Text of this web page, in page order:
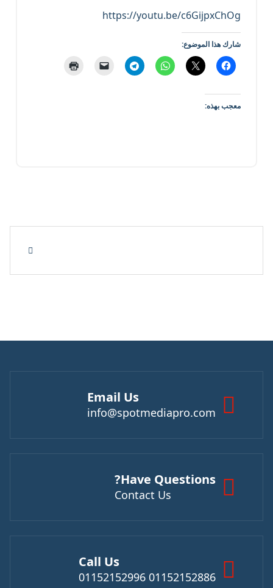
https://youtu.be/c6GijpxChOg
شارك هذا الموضوع:
معجب بهذه:
Email Us
info@spotmediapro.com
Have Questions?
Contact Us
Call Us
01152152886 01152152996